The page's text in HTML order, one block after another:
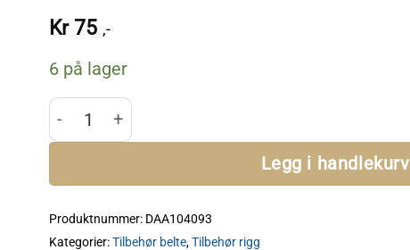
Kr75 ,-
6 på lager
DAA Mini Hanger Hearing Protection antall
Legg i handlekurv
Produktnummer: DAA104093
Kategorier:Tilbehør belte,Tilbehør rigg